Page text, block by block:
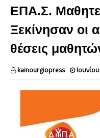
ΕΠΑ.Σ.
Ξεκίνησαν οι
θέσεις
kainourgiopress